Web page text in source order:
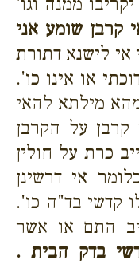
קרבן שומע אני
אי לישנא דתורת
או אינו כו'.
מילתא להאי
קרבן על הקרבן
כרת על חולין
אי דרשינן
קדשי בד"ה כו'.
התם או אשר
בדק הבית .